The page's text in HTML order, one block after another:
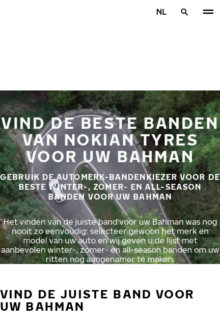
NL
VIND DE BESTE BANDEN
VAN NOKIAN TYRES
VOOR UW BAHMAN
GEBRUIK DE AUTOMERK-BANDENKIEZER VOOR DE
BESTE WINTER-, ZOMER- EN ALL-SEASON
BANDEN VOOR UW BAHMAN
Het vinden van de juiste band voor uw Bahman was nog
nooit zo eenvoudig: selecteer gewoon het merk en
model van uw auto en wij geven u de lijst met
aanbevolen winter-, zomer- en all-season banden om uw
ritten nog aangenamer te maken.
VIND DE JUISTE BAND VOOR
UW BAHMAN